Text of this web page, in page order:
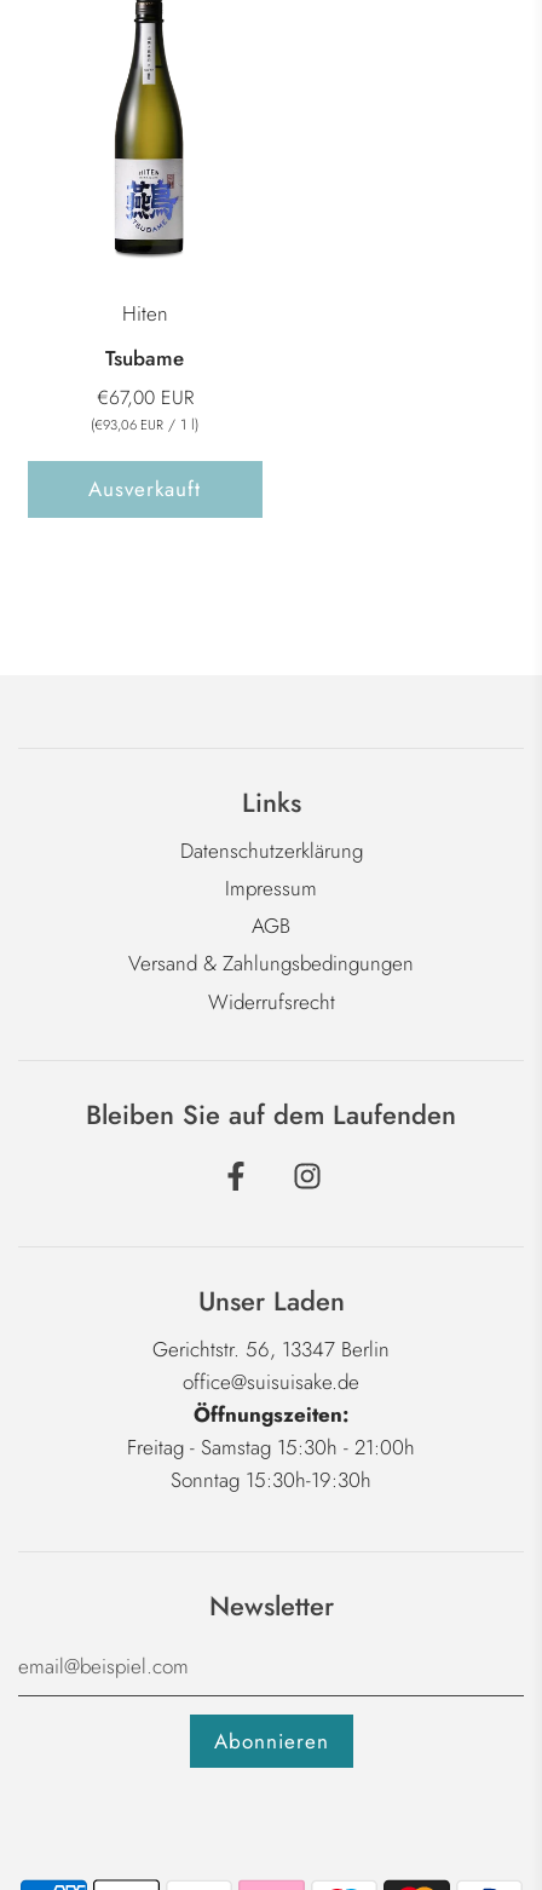
Hiten
Tsubame
€67,00 EUR
(€93,06 EUR / 1 l)
Ausverkauft
Links
Datenschutzerklärung
Impressum
AGB
Versand & Zahlungsbedingungen
Widerrufsrecht
Bleiben Sie auf dem Laufenden
Unser Laden
Gerichtstr. 56, 13347 Berlin
office@suisuisake.de
Öffnungszeiten:
Freitag - Samstag 15:30h - 21:00h
Sonntag 15:30h-19:30h
Newsletter